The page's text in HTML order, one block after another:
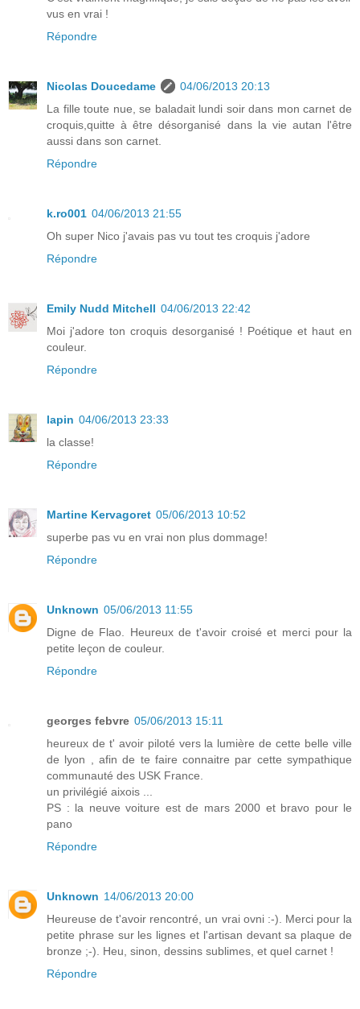
vus en vrai !
Répondre
Nicolas Doucedame
04/06/2013 20:13
La fille toute nue, se baladait lundi soir dans mon carnet de
croquis,quitte à être désorganisé dans la vie autan l'être
aussi dans son carnet.
Répondre
k.ro001 04/06/2013 21:55
Oh super Nico j'avais pas vu tout tes croquis j'adore
Répondre
Emily Nudd Mitchell 04/06/2013 22:42
Moi j'adore ton croquis desorganisé ! Poétique et haut en
couleur.
Répondre
lapin 04/06/2013 23:33
la classe!
Répondre
Martine Kervagoret 05/06/2013 10:52
superbe pas vu en vrai non plus dommage!
Répondre
Unknown 05/06/2013 11:55
Digne de Flao. Heureux de t'avoir croisé et merci pour la
petite leçon de couleur.
Répondre
georges febvre 05/06/2013 15:11
heureux de t' avoir piloté vers la lumière de cette belle ville
de lyon , afin de te faire connaitre par cette sympathique
communauté des USK France.
un privilégié aixois ...
PS : la neuve voiture est de mars 2000 et bravo pour le
pano
Répondre
Unknown 14/06/2013 20:00
Heureuse de t'avoir rencontré, un vrai ovni :-). Merci pour la
petite phrase sur les lignes et l'artisan devant sa plaque de
bronze ;-). Heu, sinon, dessins sublimes, et quel carnet !
Répondre